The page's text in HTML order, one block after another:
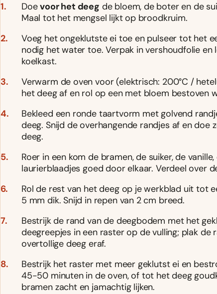
Doevoor het deeg de bloem, de boter en de
Maal tot het mengsel lijkt op broodkruim.
Voeg het ongeklutste ei toe en pulseer tot het
nodig het water toe. Verpak in vershoudfolie en
koelkast.
Verwarm de oven voor (elektrisch: 200°C /
het deeg af en rol op een met bloem bestoven
Bekleed een ronde taartvorm met golvend
deeg. Snijd de overhangende randjes af en doe
deeg.
Roer in een kom de bramen, de suiker, de
laurierblaadjes goed door elkaar. Verdeel over
Rol de rest van het deeg op je werkblad uit tot
5 mm dik. Snijd in repen van 2 cm breed.
Bestrijk de rand van de deegbodem met het
deegreepjes in een raster op de vulling; plak de
overtollige deeg eraf.
Bestrijk het raster met meer geklutst ei en
45-50 minuten in de oven, of tot het deeg
bramen zacht en jamachtig lijken.